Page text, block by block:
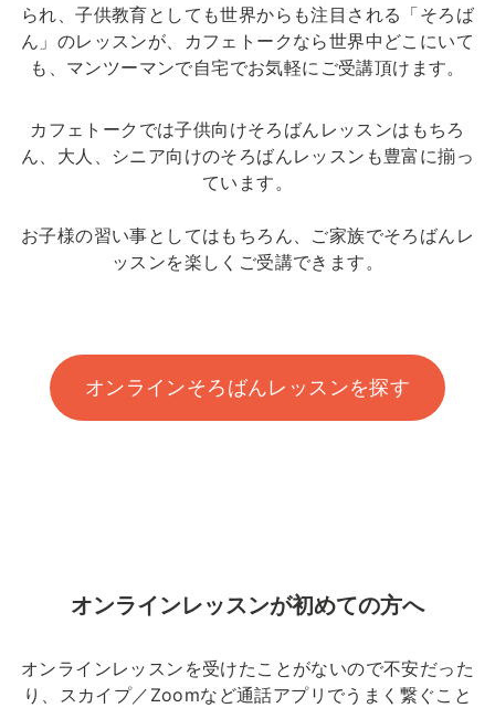
られ、子供教育としても世界からも注目される「そろば
ん」のレッスンが、カフェトークなら世界中どこにいて
も、マンツーマンで自宅でお気軽にご受講頂けます。
カフェトークでは子供向けそろばんレッスンはもちろ
ん、大人、シニア向けのそろばんレッスンも豊富に揃っ
ています。
お子様の習い事としてはもちろん、ご家族でそろばんレ
ッスンを楽しくご受講できます。
オンラインそろばんレッスンを探す
オンラインレッスンが初めての方へ
オンラインレッスンを受けたことがないので不安だった
り、スカイプ／Zoomなど通話アプリでうまく繋ぐこと